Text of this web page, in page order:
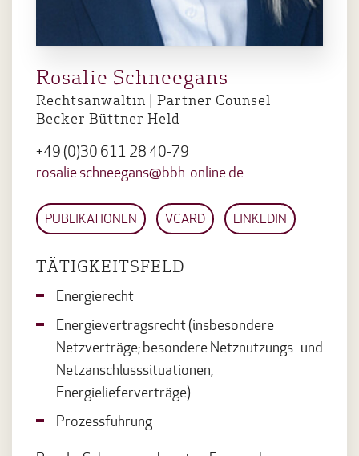
Rosalie Schneegans
Rechtsanwältin | Partner Counsel
Becker Büttner Held
+49 (0)30 611 28 40-79
rosalie.schneegans@bbh-online.de
PUBLIKATIONEN VCARD LINKEDIN
TÄTIGKEITSFELD
Energierecht
Energievertragsrecht (insbesondere
Netzverträge; besondere Netznutzungs- und
Netzanschlusssituationen,
Energielieferverträge)
Prozessführung